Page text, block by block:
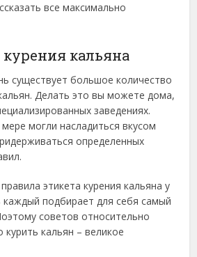
все максимально
курения кальяна
существует большое количество
Делать это вы можете дома,
заведениях.
могли насладиться вкусом
определенных
этикета курения кальяна у
подбирает для себя самый
советов относительно
курить кальян – великое